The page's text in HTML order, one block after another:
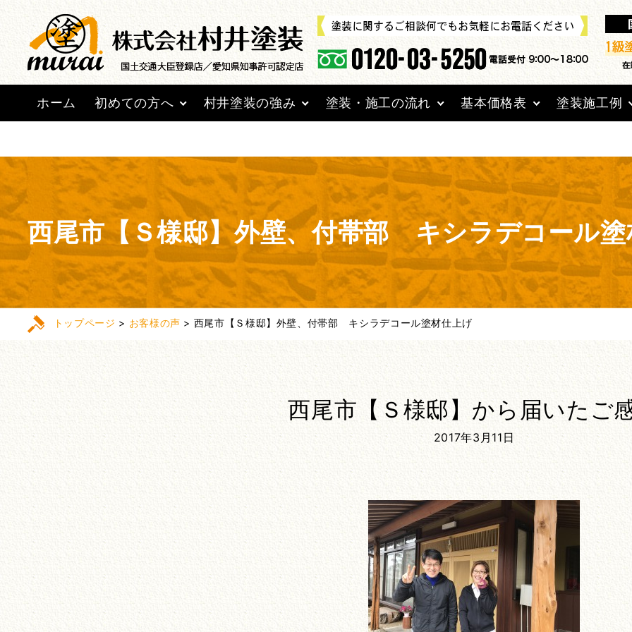
Warning: Undefined array key 0 in/home/lctxs37/muraitoso.jp/public_html/wpcms/wp-content/themes/
ホーム 初めての方へ 村井塗装の強み 塗装・施工の流れ 基本価格表 塗装施工例
西尾市【Ｓ様邸】外壁、付帯部 キシラデコール塗
トップページ > お客様の声 > 西尾市【Ｓ様邸】外壁、付帯部 キシラデコール塗材仕上げ
西尾市【Ｓ様邸】から届いたご
2017年3月11日